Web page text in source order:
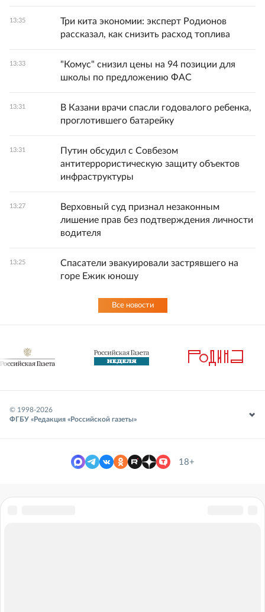
13:35
Три кита экономии: эксперт Родионов
рассказал, как снизить расход топлива
13:33
"Комус" снизил цены на 94 позиции для
школы по предложению ФАС
13:31
В Казани врачи спасли годовалого ребенка,
проглотившего батарейку
13:31
Путин обсудил с Совбезом
антитеррористическую защиту объектов
инфраструктуры
13:27
Верховный суд признал незаконным
лишение прав без подтверждения личности
водителя
13:25
Спасатели эвакуировали застрявшего на
горе Ежик юношу
Все новости
© 1998-2026
ФГБУ «Редакция «Российской газеты»
18+